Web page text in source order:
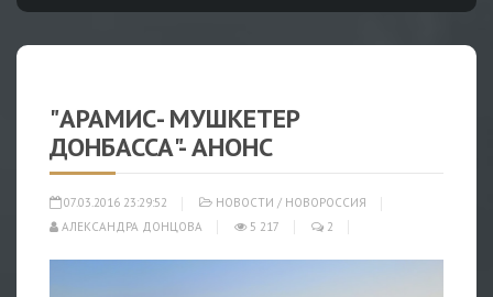
"АРАМИС- МУШКЕТЕР
ДОНБАССА"- АНОНС
07.03.2016 23:29:52 НОВОСТИ / НОВОРОССИЯ
АЛЕКСАНДРА ДОНЦОВА
5 217 2